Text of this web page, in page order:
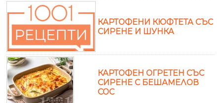
КАРТОФЕНИ КЮФТЕТА СЪС
СИРЕНЕ И ШУНКА
КАРТОФЕН ОГРЕТЕН СЪС
СИРЕНЕ С БЕШАМЕЛОВ
СОС